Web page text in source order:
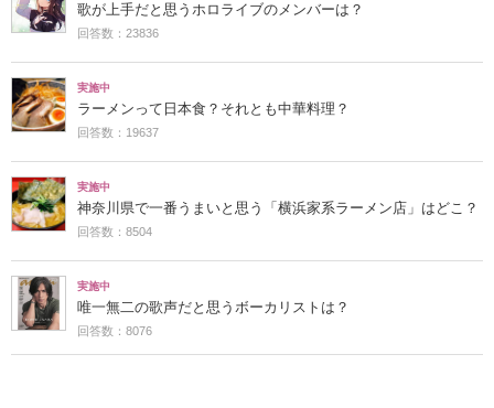
歌が上手だと思うホロライブのメンバーは？
回答数：23836
実施中
ラーメンって日本食？それとも中華料理？
回答数：19637
実施中
神奈川県で一番うまいと思う「横浜家系ラーメン店」はどこ？
回答数：8504
実施中
唯一無二の歌声だと思うボーカリストは？
回答数：8076